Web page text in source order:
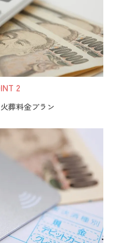
2
葬料金プラン